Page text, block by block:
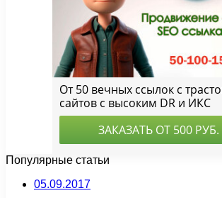
Популярные статьи
05.09.2017